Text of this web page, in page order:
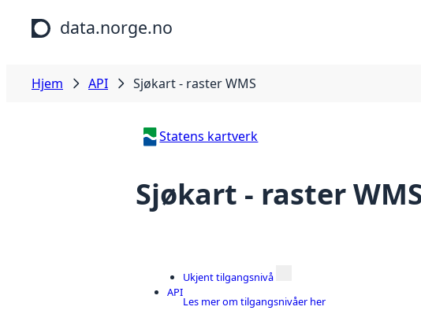
Hopp til hovedinnhold
data.norge.no
Hjem API Sjøkart - raster WMS
Statens kartverk
Sjøkart - raster
API
Ukjent tilgangsnivå
Les mer om tilgangsnivåer her